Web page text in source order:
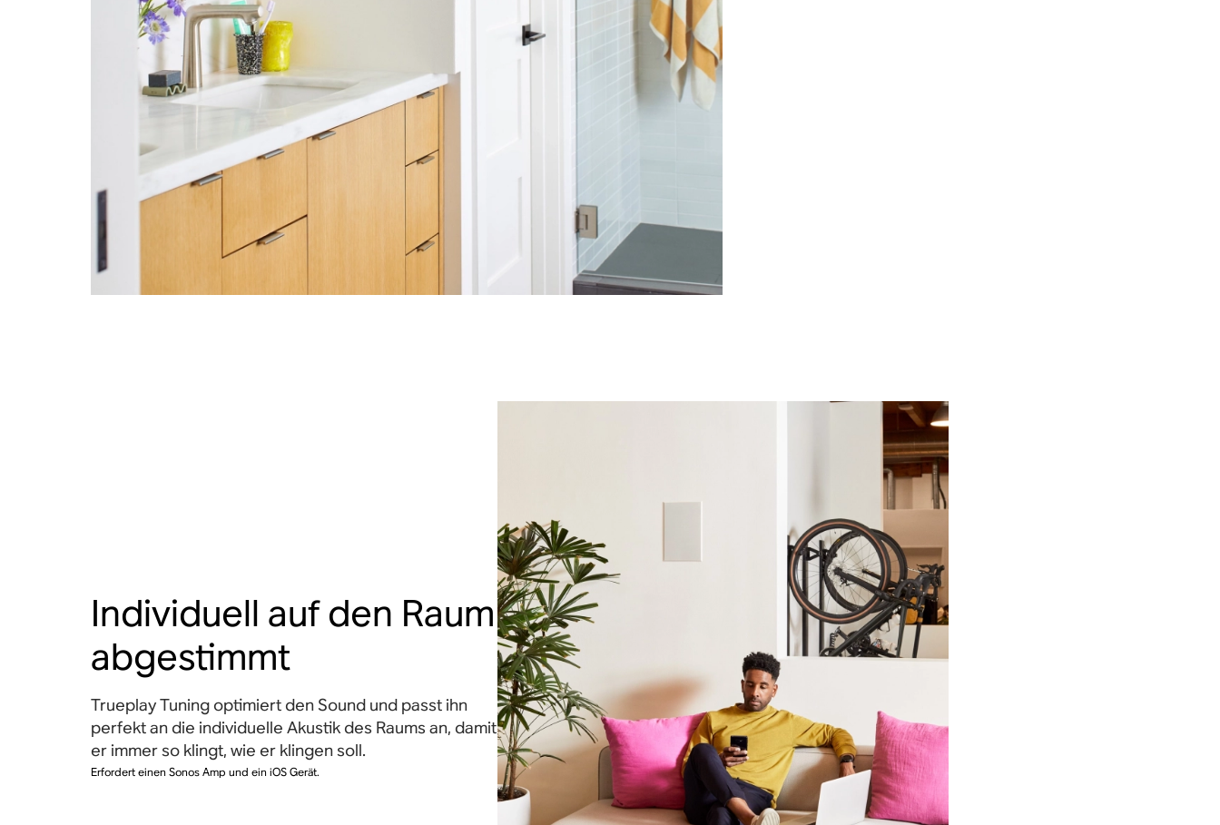
Individuell auf den Raum
abgestimmt
Trueplay Tuning optimiert den Sound und passt ihn
perfekt an die individuelle Akustik des Raums an, damit
er immer so klingt, wie er klingen soll.
Erfordert einen Sonos Amp und ein iOS Gerät.